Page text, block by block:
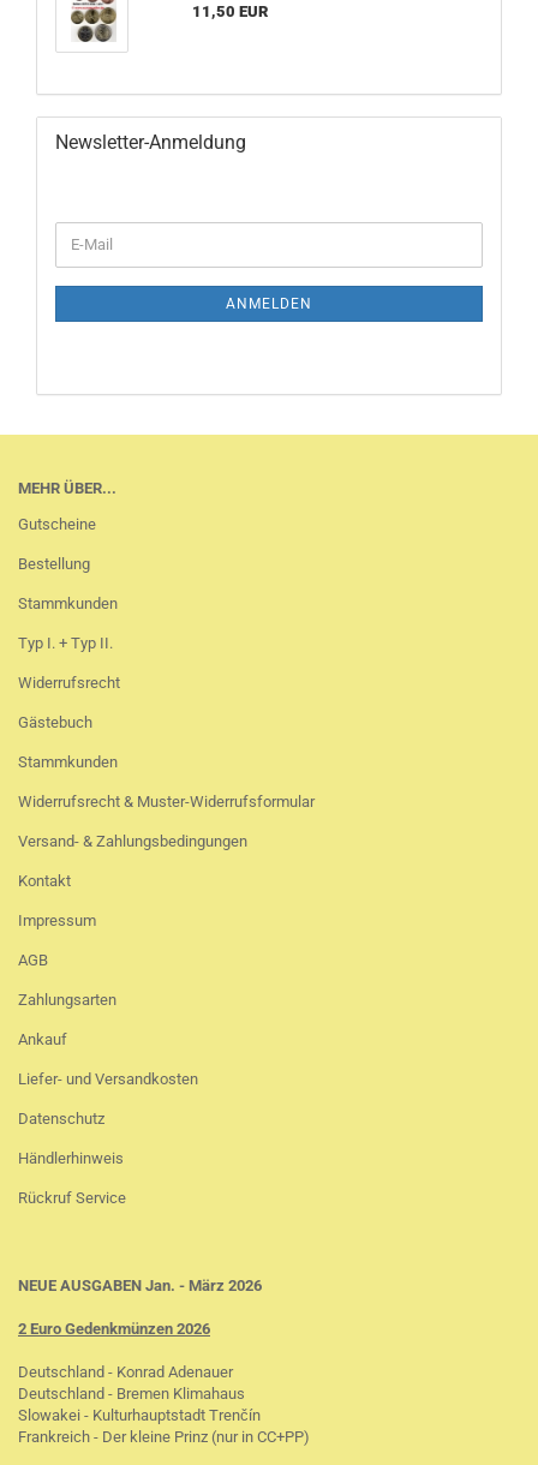
11,50 EUR
Newsletter-Anmeldung
ZUR
NEWSLETTER-
E-
Mail
ANMELDEN
MEHR ÜBER...
Gutscheine
Bestellung
Stammkunden
Typ I. + Typ II.
Widerrufsrecht
Gästebuch
Stammkunden
Widerrufsrecht & Muster-Widerrufsformular
Versand- & Zahlungsbedingungen
Kontakt
Impressum
AGB
Zahlungsarten
Ankauf
Liefer- und Versandkosten
Datenschutz
Händlerhinweis
Rückruf Service
NEUE AUSGABEN Jan. - März 2026
2 Euro Gedenkmünzen 2026
Deutschland - Konrad Adenauer
Deutschland - Bremen Klimahaus
Slowakei - Kulturhauptstadt Trenčín
Frankreich - Der kleine Prinz (nur in CC+PP)